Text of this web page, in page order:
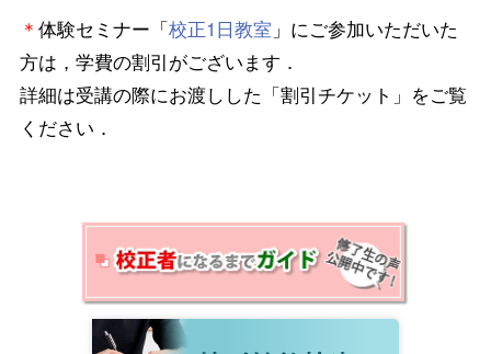
＊ 体験セミナー「校正1日教室 」にご参加いただいた
方は，学費の割引がございます．
詳細は受講の際にお渡しした「割引チケット」をご覧
ください．